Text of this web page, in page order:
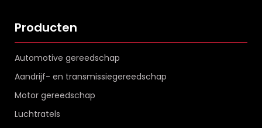
Producten
Automotive gereedschap
Aandrijf- en transmissiegereedschap
Motor gereedschap
Luchtratels